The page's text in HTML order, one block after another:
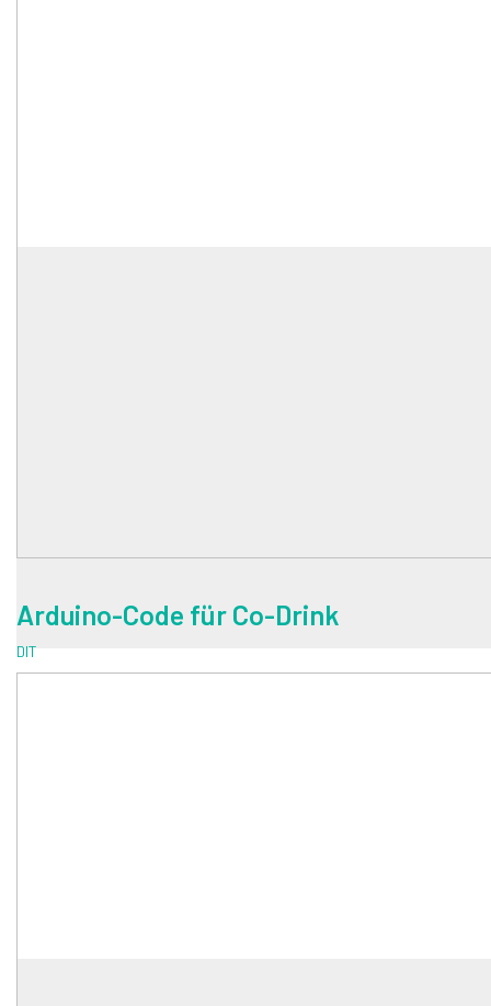
Arduino-Code für Co-Drink
DIT